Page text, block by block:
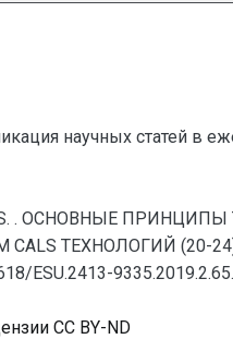
научных статей в
A.S. . ОСНОВНЫЕ
ТЕХНОЛОГИЙ (20-24) //
ESU.2413-
CC BY-ND